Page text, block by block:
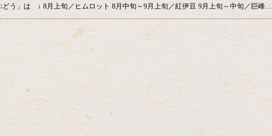
う」は ↓ 8月上旬／ヒムロット 8月中旬～9月上旬／紅伊豆 9月上旬～中旬／巨峰…